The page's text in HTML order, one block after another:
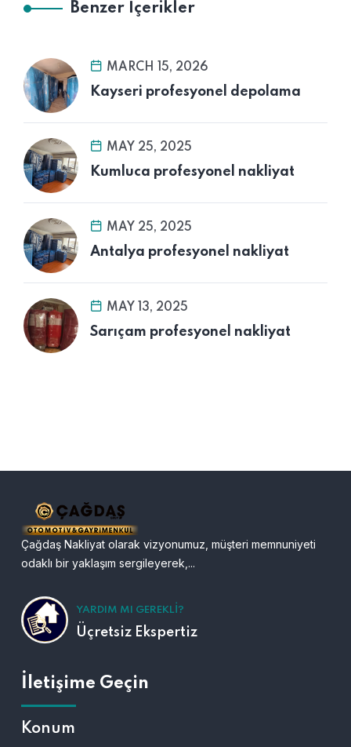
Benzer İçerikler
MARCH 15, 2026
Kayseri profesyonel depolama
MAY 25, 2025
Kumluca profesyonel nakliyat
MAY 25, 2025
Antalya profesyonel nakliyat
MAY 13, 2025
Sarıçam profesyonel nakliyat
Çağdaş Nakliyat olarak vizyonumuz, müşteri memnuniyeti
odaklı bir yaklaşım sergileyerek,...
YARDIM MI GEREKLI?
Üçretsiz Ekspertiz
İletişime Geçin
Konum